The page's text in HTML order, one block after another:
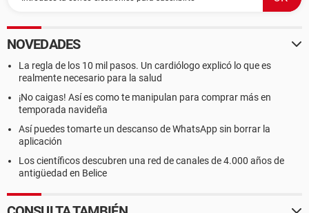
NOVEDADES
La regla de los 10 mil pasos. Un cardiólogo explicó lo que es
realmente necesario para la salud
¡No caigas! Así es como te manipulan para comprar más en
temporada navideña
Así puedes tomarte un descanso de WhatsApp sin borrar la
aplicación
Los científicos descubren una red de canales de 4.000 años de
antigüedad en Belice